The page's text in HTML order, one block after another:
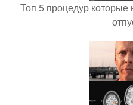
Топ 5 процедур которые